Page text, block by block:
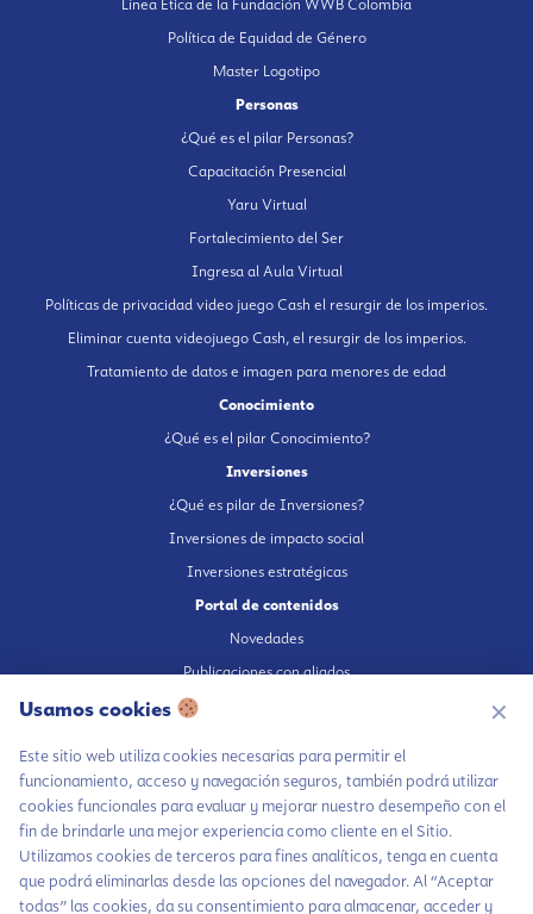
Línea Ética de la Fundación WWB Colombia
Política de Equidad de Género
Master Logotipo
Personas
¿Qué es el pilar Personas?
Capacitación Presencial
Yaru Virtual
Fortalecimiento del Ser
Ingresa al Aula Virtual
Políticas de privacidad video juego Cash el resurgir de los imperios.
Eliminar cuenta videojuego Cash, el resurgir de los imperios.
Tratamiento de datos e imagen para menores de edad
Conocimiento
¿Qué es el pilar Conocimiento?
Inversiones
¿Qué es pilar de Inversiones?
Inversiones de impacto social
Inversiones estratégicas
Portal de contenidos
Novedades
Publicaciones con aliados
Fundación en medios
Escúchanos en Spotify
Autorización de tratamiento de datos
Usamos cookies ✕
Este sitio web utiliza cookies necesarias para permitir el
funcionamiento, acceso y navegación seguros, también podrá utilizar
cookies funcionales para evaluar y mejorar nuestro desempeño con el
fin de brindarle una mejor experiencia como cliente en el Sitio.
Utilizamos cookies de terceros para fines analíticos, tenga en cuenta
que podrá eliminarlas desde las opciones del navegador. Al “Aceptar
todas” las cookies, da su consentimiento para almacenar, acceder y